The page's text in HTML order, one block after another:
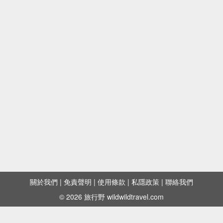
關於我們 | 免責聲明 | 使用條款 | 私隱政策 | 聯絡我們
© 2026 旅行野 wildwildtravel.com